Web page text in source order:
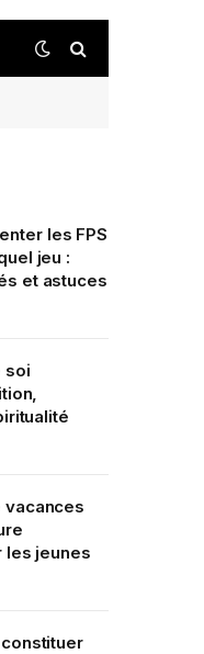
les FPS
jeu :
et astuces
soi
les jeunes